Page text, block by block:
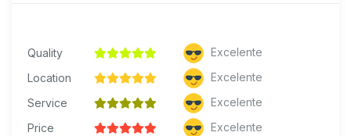
Quality
Excelente
Location
Excelente
Service
Excelente
Price
Excelente